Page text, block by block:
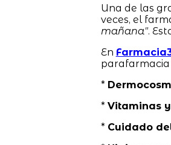
Una de las
veces, el
mañana".
En
parafarmacia
*
* Vitaminas
* Cuidado